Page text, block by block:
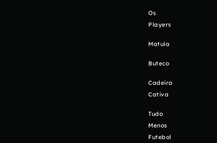
Os
Players
Matula
Buteco
Cadeira
Cativa
Tudo
Menos
Futebol